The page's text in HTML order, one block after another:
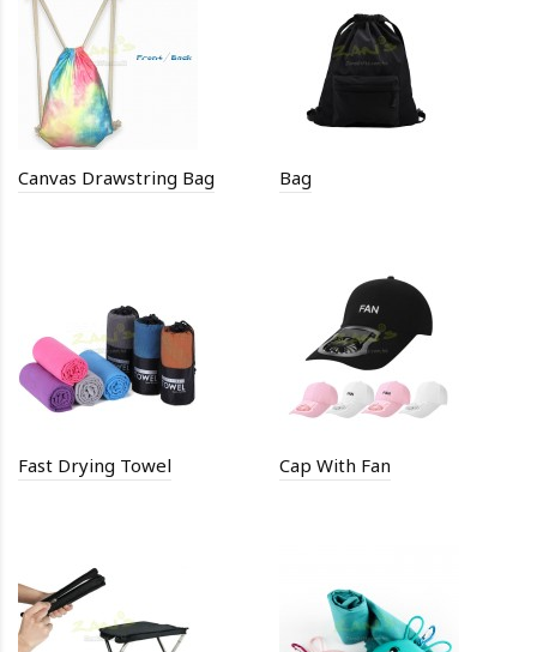
Canvas Drawstring Bag Bag
Fast Drying Towel Cap With Fan